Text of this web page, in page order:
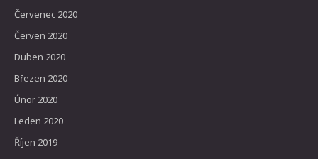
Červenec 2020
Červen 2020
Duben 2020
Březen 2020
Únor 2020
Leden 2020
Říjen 2019